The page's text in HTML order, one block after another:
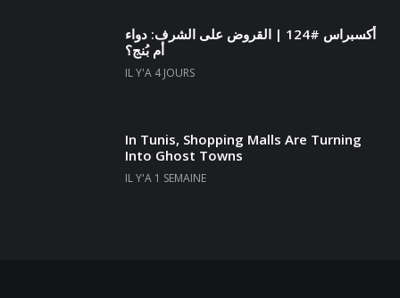
أكسبراس #124 | القروض على الشرف: دواء
أم بُنج؟
IL Y'A 4 JOURS
In Tunis, Shopping Malls Are Turning
Into Ghost Towns
IL Y'A 1 SEMAINE